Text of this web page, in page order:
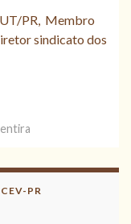
PR, Membro
sindicato dos
PR